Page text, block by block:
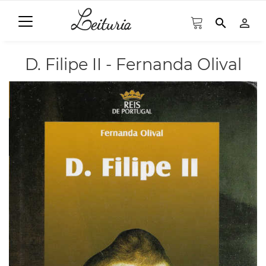
search person_outline
D. Filipe II - Fernanda Olival